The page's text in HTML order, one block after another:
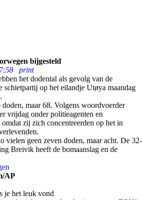
bijgesteld
print
het dodental als gevolg van de
schietpartij op het eilandje Utøya maandag
maar 68. Volgens woordvoerder
vrijdag onder politieagenten en
zij zich concentreerden op het in
vielen geen zeven doden, maar acht. De 32-
Breivik heeft de bomaanslag en de
AP
je het leuk vond